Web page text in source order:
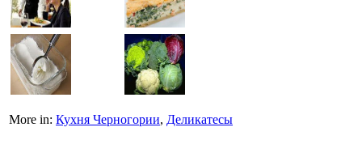
More in: Кухня Черногории, Деликатесы